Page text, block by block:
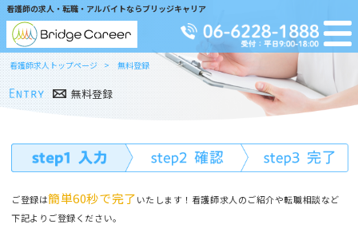
看護師の求人・転職・アルバイトならブリッジキャリア
看護師求人トップページ 無料登録
無料登録
ご登録は簡単60秒で完了いたします！看護師求人のご紹介や転職相談など
下記よりご登録ください。